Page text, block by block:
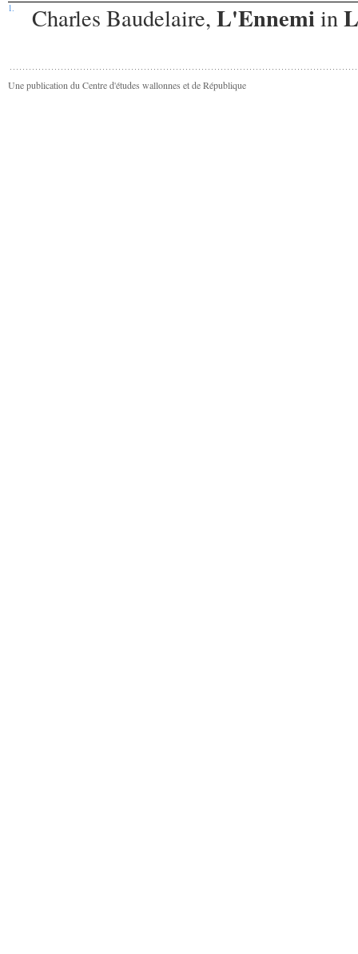
1. Charles Baudelaire, L'Ennemiin
Une publication du Centre d'études wallonnes et de République